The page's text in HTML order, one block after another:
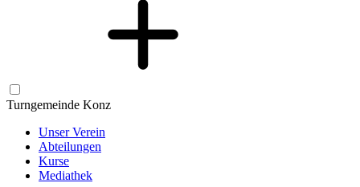
Turngemeinde Konz
Unser Verein
Abteilungen
Kurse
Mediathek